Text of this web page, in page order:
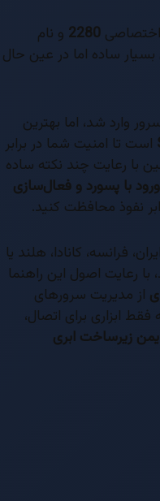
اختصاصی 2280 و نام
بسیار ساده اما در عین حال
وارد شد، اما بهترین
است تا امنیت شما در برابر
با رعایت چند نکته ساده
با پسورد و فعال‌سازی
نفوذ محافظت کنید.
فرانسه، کانادا، هلند یا
با رعایت اصول این راهنما
از مدیریت سرورهای
ابزاری برای اتصال،
زیرساخت ابری